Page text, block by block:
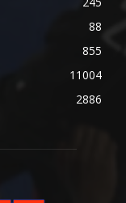
88
855
11004
2886